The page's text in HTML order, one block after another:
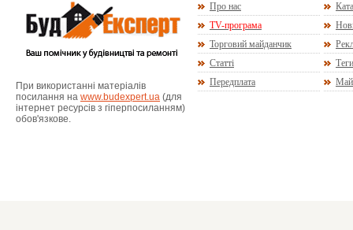
При використанні матеріалів
посилання на www.budexpert.ua (для
інтернет ресурсів з гіперпосиланням)
обов'язкове.
Про нас
TV-програма
Торговий майданчик
Статті
Теги
Передплата